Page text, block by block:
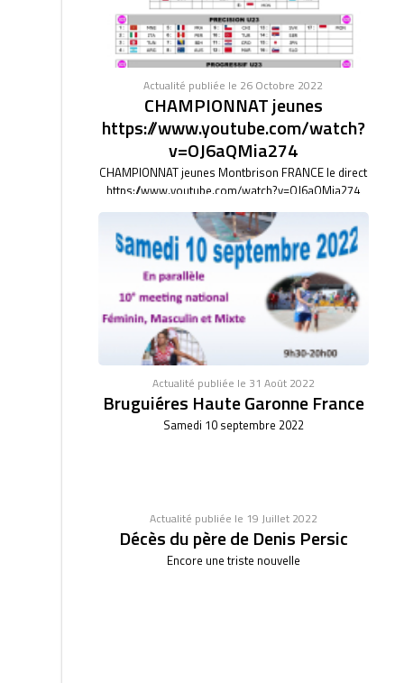
Actualité publiée le 26 Octobre 2022
CHAMPIONNAT jeunes
https://www.youtube.com/watch?
v=OJ6aQMia274
CHAMPIONNAT jeunes Montbrison FRANCE le direct
https://www.youtube.com/watch?v=OJ6aQMia274
Actualité publiée le 31 Août 2022
Bruguiéres Haute Garonne France
Samedi 10 septembre 2022
Actualité publiée le 19 Juillet 2022
Décès du père de Denis Persic
Encore une triste nouvelle